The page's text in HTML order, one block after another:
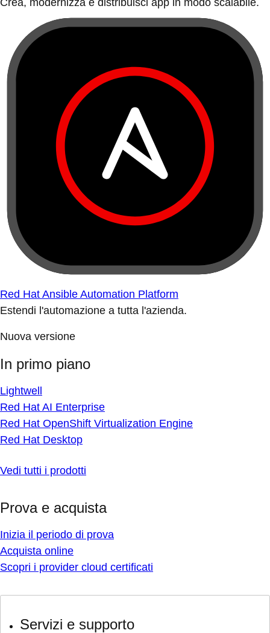
Crea, modernizza e distribuisci app in modo scalabile.
Red Hat Ansible Automation Platform
Estendi l'automazione a tutta l'azienda.
Nuova versione
In primo piano
Lightwell
Red Hat AI Enterprise
Red Hat OpenShift Virtualization Engine
Red Hat Desktop
Vedi tutti i prodotti
Prova e acquista
Inizia il periodo di prova
Acquista online
Scopri i provider cloud certificati
Servizi e supporto